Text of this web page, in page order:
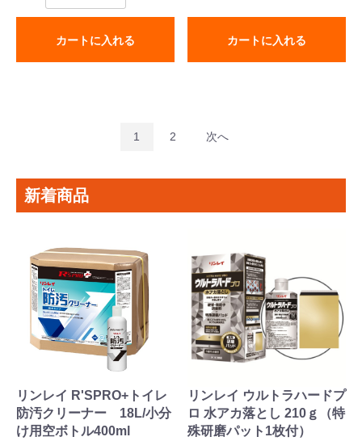
カートに入れる カートに入れる
1 2 次へ
新着商品
リンレイ R'SPRO+トイレ
防汚クリーナー 18L/小分
け用空ボトル400ml
リンレイ ウルトラハードプ
ロ 水アカ落とし 210ｇ（特
殊研磨パット1枚付）